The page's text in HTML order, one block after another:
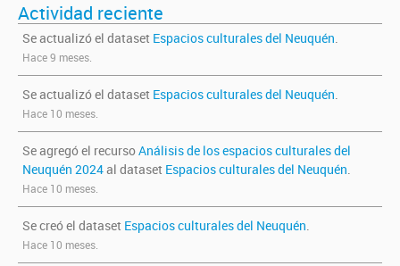
Actividad reciente
Se actualizó el dataset Espacios culturales del Neuquén.
Hace 9 meses.
Se actualizó el dataset Espacios culturales del Neuquén.
Hace 10 meses.
Se agregó el recursoAnálisis de los espacios culturales del
Neuquén 2024al dataset Espacios culturales del Neuquén.
Hace 10 meses.
Se creó el dataset Espacios culturales del Neuquén.
Hace 10 meses.